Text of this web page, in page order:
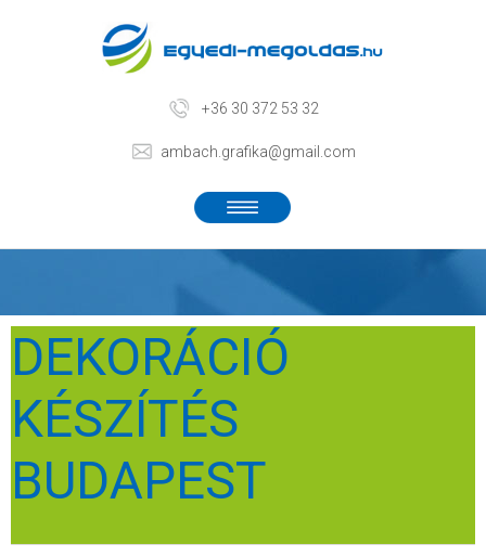
+36 30 372 53 32
ambach.grafika@gmail.com
DEKORÁCIÓ
KÉSZÍTÉS
BUDAPEST